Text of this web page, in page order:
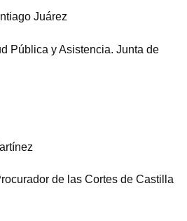
Juárez
Pública y Asistencia. Junta de
de las Cortes de Castilla